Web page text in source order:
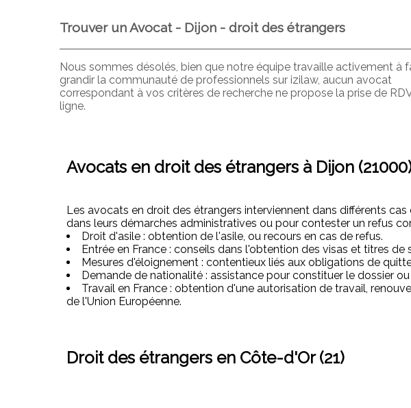
Trouver un Avocat - Dijon - droit des étrangers
Nous sommes désolés, bien que notre équipe travaille activement à
grandir la communauté de professionnels sur izilaw, aucun avocat
correspondant à vos critères de recherche ne propose la prise de
ligne.
Avocats en droit des étrangers à Dijon
Les avocats en droit des étrangers interviennent dans différents
dans leurs démarches administratives ou pour contester un refus
Droit d'asile : obtention de l'asile, ou recours en cas de refus.
Entrée en France : conseils dans l'obtention des visas et titres de
Mesures d'éloignement : contentieux liés aux obligations de
Demande de nationalité : assistance pour constituer le dossier
Travail en France : obtention d'une autorisation de travail,
de l'Union Européenne.
Droit des étrangers en Côte-d'Or (21)